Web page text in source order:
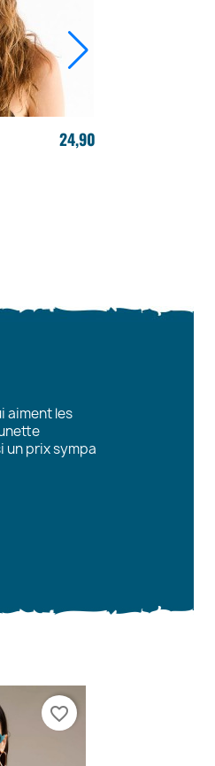
24,90 €
aiment les
un prix sympa
favorite_border